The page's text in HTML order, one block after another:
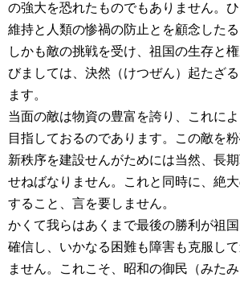
の強大を恐れたものでもありません。
維持と人類の惨禍の防止とを顧念したる
しかも敵の挑戦を受け、祖国の生存と
びましては、決然（けつぜん）起たざ
ます。
当面の敵は物資の豊富を誇り、これに
目指しておるのであります。この敵を
新秩序を建設せんがためには当然、長
せねばなりません。これと同時に、絶
すること、言を要しません。
かくて我らはあくまで最後の勝利が祖
確信し、いかなる困難も障害も克服し
ません。これこそ、昭和の御民（みた